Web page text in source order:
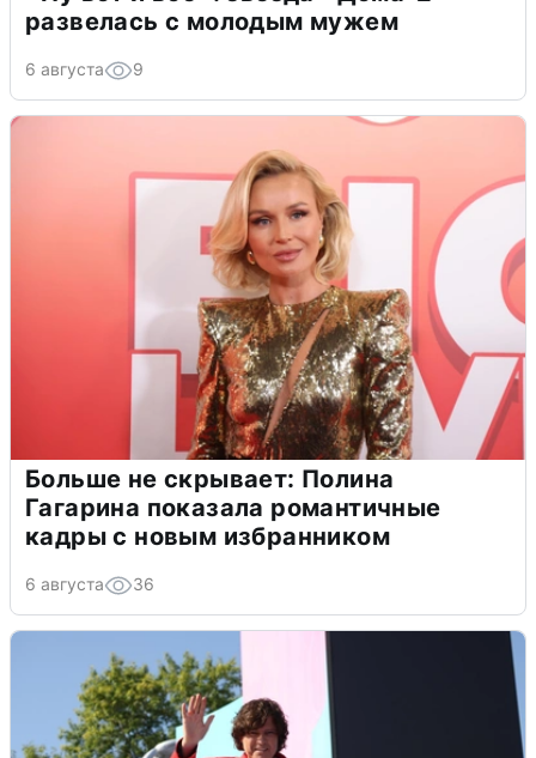
развелась с молодым мужем
6 августа 9
Больше не скрывает: Полина
Гагарина показала романтичные
кадры с новым избранником
6 августа 36